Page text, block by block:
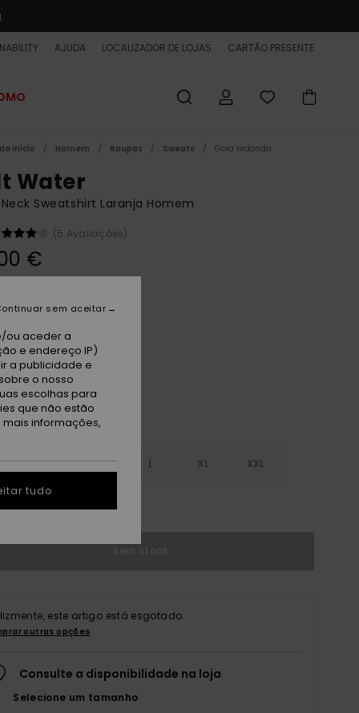
AJUDA LOCALIZADOR DE LOJAS CARTÃO PRESENTE
início Homem Roupas Sweats Gola redonda
Water
Sweatshirt Laranja Homem
(5 Avaliações)
€
S M L XL XXL
este artigo está esgotado.
outras opções
Consulte a disponibilidade na loja
Selecione um tamanho
ou aceder a
e endereço IP)
a publicidade e
o nosso
escolhas para
que não estão
informações,
sem aceitar
tudo